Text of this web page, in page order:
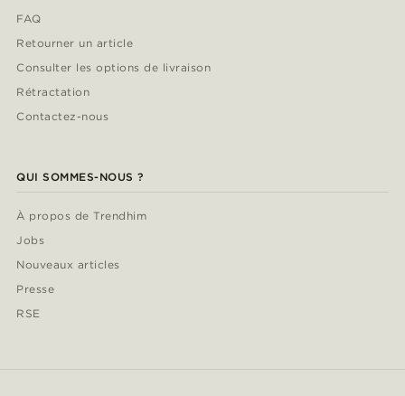
FAQ
Retourner un article
Consulter les options de livraison
Rétractation
Contactez-nous
QUI SOMMES-NOUS ?
À propos de Trendhim
Jobs
Nouveaux articles
Presse
RSE